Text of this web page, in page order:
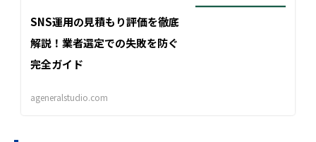
SNS運用の見積もり評価を徹底
解説！業者選定での失敗を防ぐ
完全ガイド
ageneralstudio.com